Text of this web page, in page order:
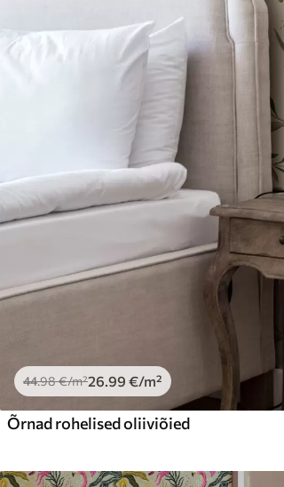
44.98€/m²26.99 €/m²
Õrnad rohelised oliiviõied